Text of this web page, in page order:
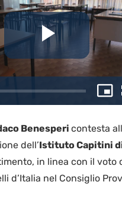
il
:
in-
Benesperi contesta
dell’Istituto Capitini
in linea con il voto
d’Italia nel Consiglio